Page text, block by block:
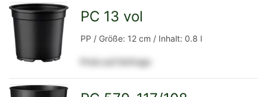
Detailseite
Detailseite
PC 13 vol
PP / Größe: 12 cm / Inhalt: 0.8 l
Preis auf Anfrage